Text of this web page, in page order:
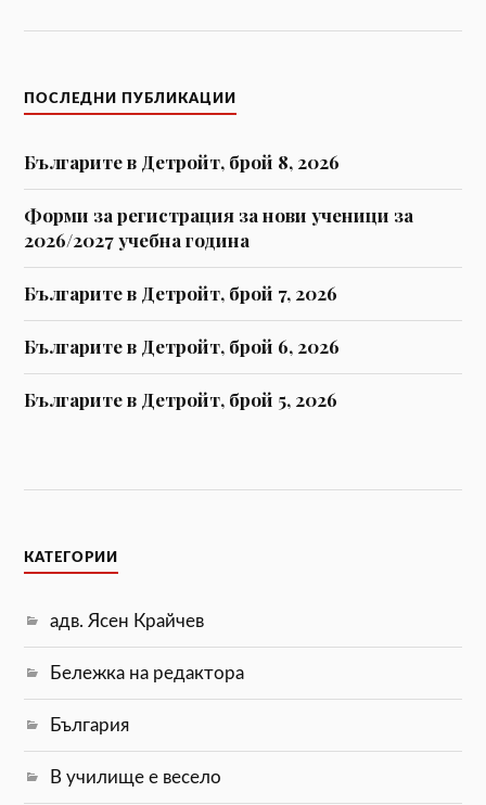
ПОСЛЕДНИ ПУБЛИКАЦИИ
Българите в Детройт, брой 8, 2026
Форми за регистрaция за нови ученици за
2026/2027 учебна година
Българите в Детройт, брой 7, 2026
Българите в Детройт, брой 6, 2026
Българите в Детройт, брой 5, 2026
КАТЕГОРИИ
адв. Ясен Крайчев
Бележка на редактора
България
В училище е весело